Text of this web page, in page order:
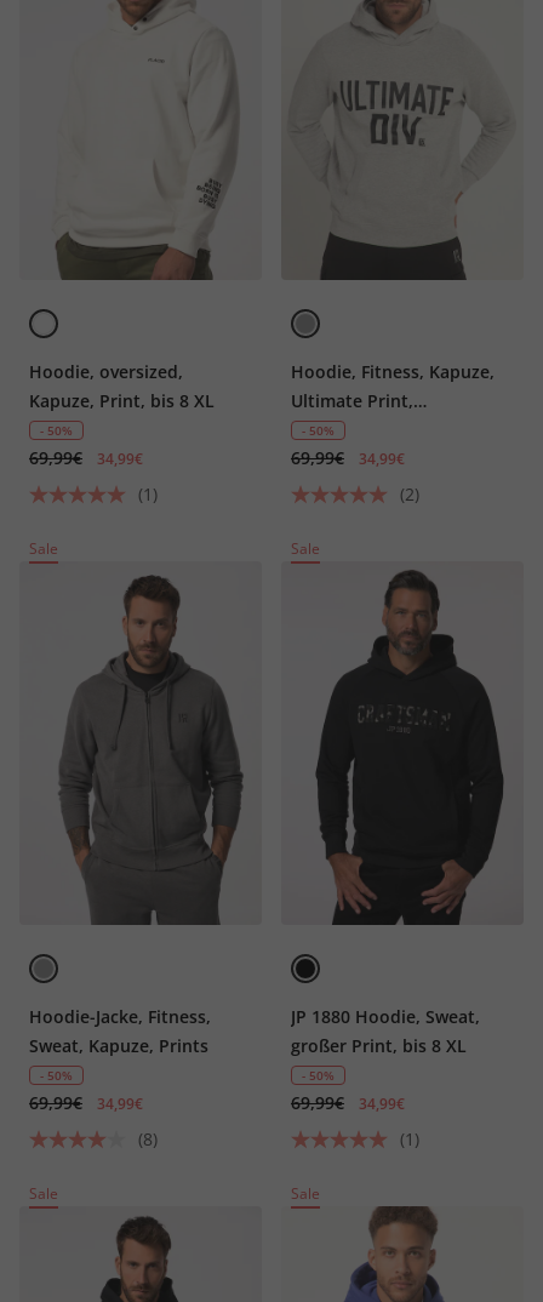
Hoodie, oversized,
Kapuze, Print, bis 8 XL
- 50%
69,99€ 34,99€
(1)
Hoodie, Fitness, Kapuze,
Ultimate Print,
Kängurutasche
- 50%
69,99€ 34,99€
(2)
Sale
Hoodie-Jacke, Fitness,
Sweat, Kapuze, Prints
- 50%
69,99€ 34,99€
(8)
Sale
JP 1880 Hoodie, Sweat,
großer Print, bis 8 XL
- 50%
69,99€ 34,99€
(1)
Sale Sale